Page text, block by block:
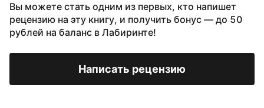
Вы можете стать одним из первых, кто напишет
рецензию на эту книгу, и получить бонус — до 50
рублей на баланс в Лабиринте!
Написать рецензию